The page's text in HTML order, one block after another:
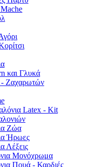
και Γλυκά
Ζαχαρωτών
Latex - Kit
Ζώα
Ήρωες
Λέξεις
Μονόχρωμα
Πουά - Καρδιές